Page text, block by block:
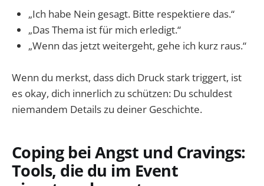
„Ich habe Nein gesagt. Bitte respektiere das.“
„Das Thema ist für mich erledigt.“
„Wenn das jetzt weitergeht, gehe ich kurz raus.“
Wenn du merkst, dass dich Druck stark triggert, ist
es okay, dich innerlich zu schützen: Du schuldest
niemandem Details zu deiner Geschichte.
Coping bei Angst und Cravings:
Tools, die du im Event